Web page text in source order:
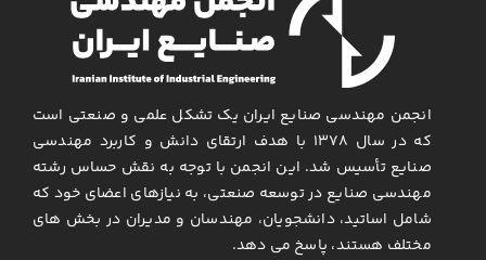
انجمن مهندسی صنایع ایران یک تشکل علمی و صنعتی است
که در سال ۱۳۷۸ با هدف ارتقای دانش و کاربرد مهندسی
صنایع تأسیس شد. این انجمن با توجه به نقش حساس رشته
مهندسی صنایع در توسعه صنعتی، به نیازهای اعضای خود که
شامل اساتید، دانشجویان، مهندسان و مدیران در بخش های
مختلف هستند، پاسخ می دهد.